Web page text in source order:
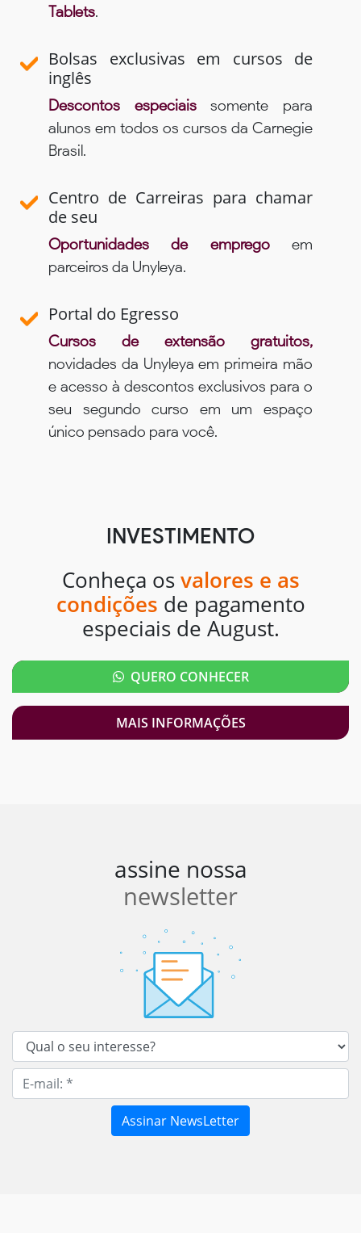
Tablets.
Bolsas exclusivas em cursos de
inglês
Descontos especiaissomente para
alunos em todos os cursos da Carnegie
Brasil.
Centro de Carreiras para chamar
de seu
Oportunidades de empregoem
parceiros da Unyleya.
Portal do Egresso
Cursos de extensão gratuitos,
novidades da Unyleya em primeira mão
e acesso à descontos exclusivos para o
seu segundo curso em um espaço
único pensado para você.
INVESTIMENTO
Conheça os valores e as
condições de pagamento
especiais de August.
QUERO CONHECER
MAIS INFORMAÇÕES
assine nossa
newsletter